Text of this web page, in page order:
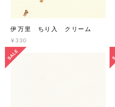
伊万里 ちり入 クリーム
¥330